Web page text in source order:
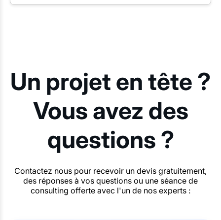
Un projet en tête ?
Vous avez des
questions ?
Contactez nous pour recevoir un devis gratuitement,
des réponses à vos questions ou une séance de
consulting offerte avec l'un de nos experts :